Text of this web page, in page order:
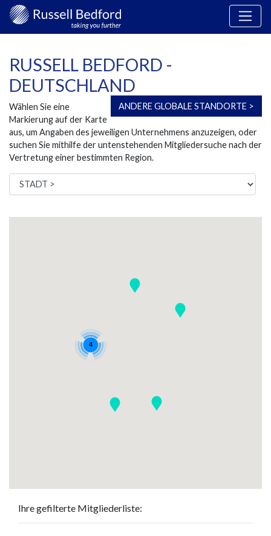
RUSSELL BEDFORD -
DEUTSCHLAND
ANDERE GLOBALE STANDORTE >
Wählen Sie eine
Markierung auf der Karte
aus, um Angaben des jeweiligen Unternehmens anzuzeigen, oder
suchen Sie mithilfe der untenstehenden Mitgliedersuche nach der
Vertretung einer bestimmten Region.
4
Ihre gefilterte Mitgliederliste: